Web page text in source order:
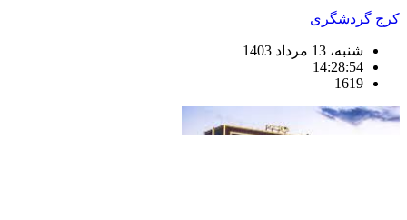
کرج گردشگری
شنبه، 13 مرداد 1403
14:28:54
1619